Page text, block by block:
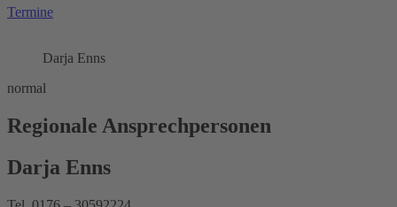
Termine
Darja Enns
normal
Regionale Ansprechpersonen
Darja Enns